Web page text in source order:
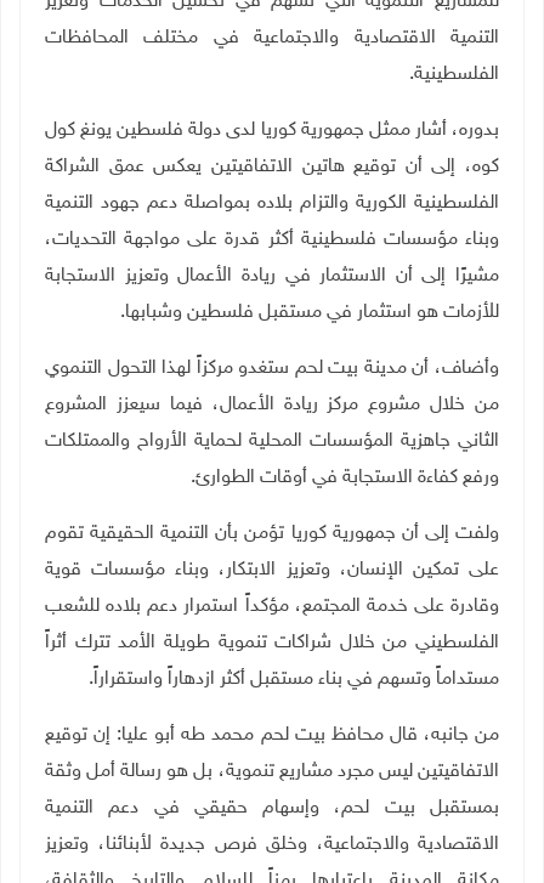
التنمية الاقتصادية والاجتماعية في مختلف المحافظات
الفلسطينية.
بدوره، أشار ممثل جمهورية كوريا لدى دولة فلسطين يونغ كول
كوه، إلى أن توقيع هاتين الاتفاقيتين يعكس عمق الشراكة
الفلسطينية الكورية والتزام بلاده بمواصلة دعم جهود التنمية
وبناء مؤسسات فلسطينية أكثر قدرة على مواجهة التحديات،
مشيرًا إلى أن الاستثمار في ريادة الأعمال وتعزيز الاستجابة
للأزمات هو استثمار في مستقبل فلسطين وشبابها.
وأضاف، أن مدينة بيت لحم ستغدو مركزاً لهذا التحول التنموي
من خلال مشروع مركز ريادة الأعمال، فيما سيعزز المشروع
الثاني جاهزية المؤسسات المحلية لحماية الأرواح والممتلكات
ورفع كفاءة الاستجابة في أوقات الطوارئ.
ولفت إلى أن جمهورية كوريا تؤمن بأن التنمية الحقيقية تقوم
على تمكين الإنسان، وتعزيز الابتكار، وبناء مؤسسات قوية
وقادرة على خدمة المجتمع، مؤكداً استمرار دعم بلاده للشعب
الفلسطيني من خلال شراكات تنموية طويلة الأمد تترك أثراً
مستداماً وتسهم في بناء مستقبل أكثر ازدهاراً واستقراراً.
من جانبه، قال محافظ بيت لحم محمد طه أبو عليا: إن توقيع
الاتفاقيتين ليس مجرد مشاريع تنموية، بل هو رسالة أمل وثقة
بمستقبل بيت لحم، وإسهام حقيقي في دعم التنمية
الاقتصادية والاجتماعية، وخلق فرص جديدة لأبنائنا، وتعزيز